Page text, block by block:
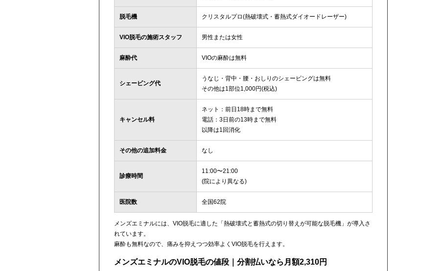
脱毛機 クリスタルプロ(熱破壊式・蓄熱式ダイオードレーザー)
VIO脱毛の施術スタッフ 男性または女性
麻酔代 VIOの麻酔は無料
シェービング代
うなじ・背中・腰・おしりのシェービングは無料
その他は1部位1,000円(税込)
キャンセル料
ネット：前日18時まで無料
電話：3日前の13時まで無料
以降は1回消化
その他の追加料金 なし
診療時間
11:00〜21:00
(院により異なる)
医院数 全国62院
メンズエミナルには、VIO脱毛に適した「熱破壊式と蓄熱式の切り替えが可能な脱毛機」が導入さ
れています。
麻酔も無料なので、痛みを抑えつつ効率よくVIO脱毛を行えます。
メンズエミナルのVIO脱毛の値段｜分割払いなら月額2,310円